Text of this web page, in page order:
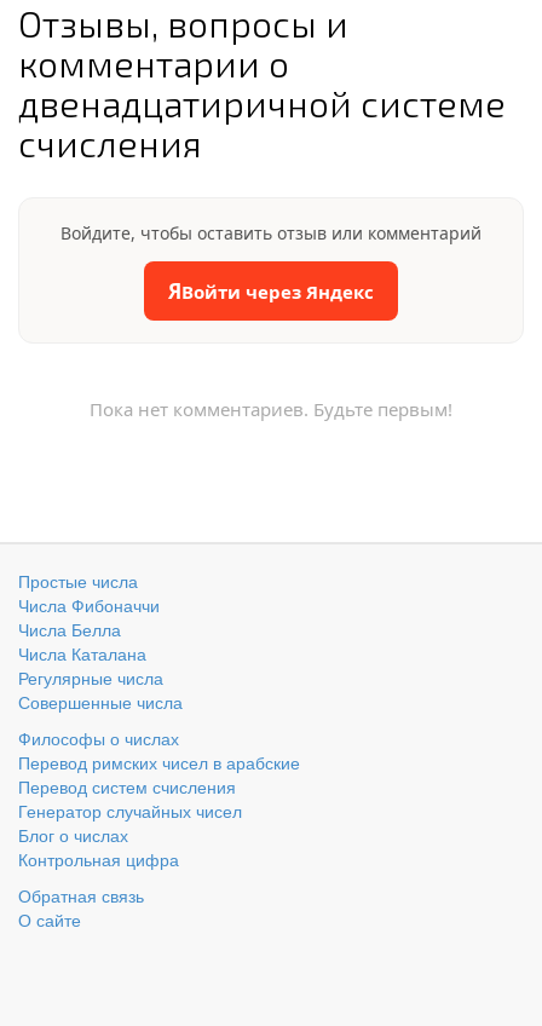
Отзывы, вопросы и
комментарии о
двенадцатиричной системе
счисления
Войдите, чтобы оставить отзыв или комментарий
ЯВойти через Яндекс
Пока нет комментариев. Будьте первым!
Простые числа
Числа Фибоначчи
Числа Белла
Числа Каталана
Регулярные числа
Совершенные числа
Философы о числах
Перевод римских чисел в арабские
Перевод систем счисления
Генератор случайных чисел
Блог о числах
Контрольная цифра
Обратная связь
О сайте